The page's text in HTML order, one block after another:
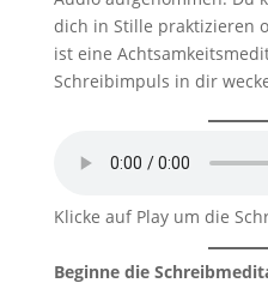
dich in Stille praktizieren
ist eine
Schreibimpuls in dir
Klicke auf Play um die
Beginne die